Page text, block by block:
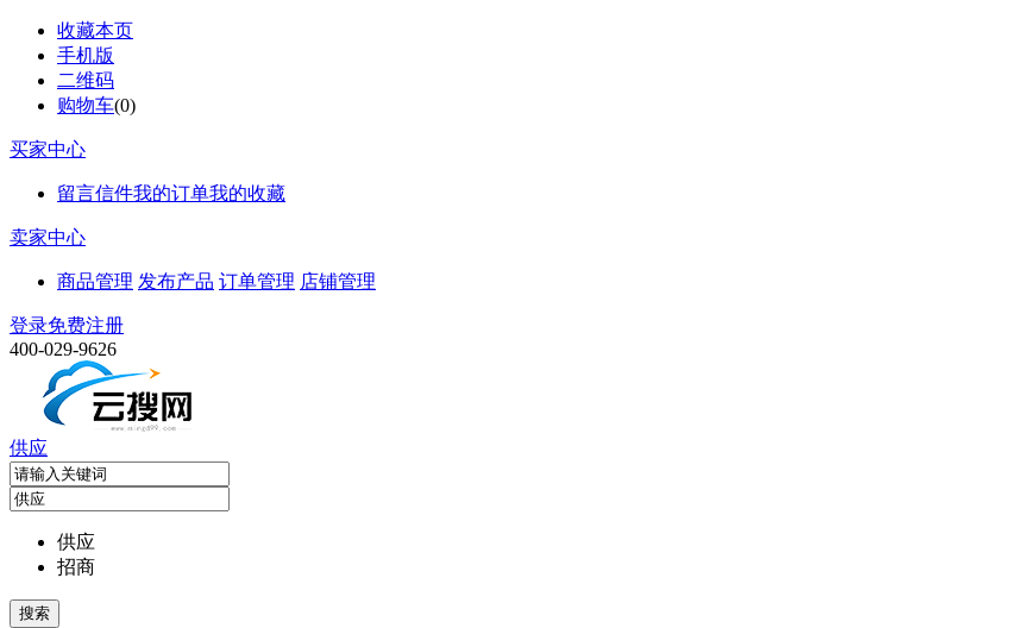
收藏本页
手机版
二维码
购物车(0)
买家中心
留言信件我的订单我的收藏
卖家中心
商品管理 发布产品 订单管理 店铺管理
登录免费注册
400-029-9626
供应
供应
招商